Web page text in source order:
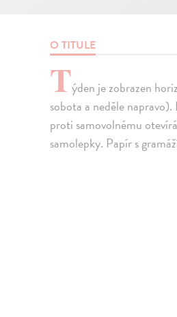
O TITULE
Týden je zobrazen
sobota a neděle
proti samovolnému
samolepky. Papír s